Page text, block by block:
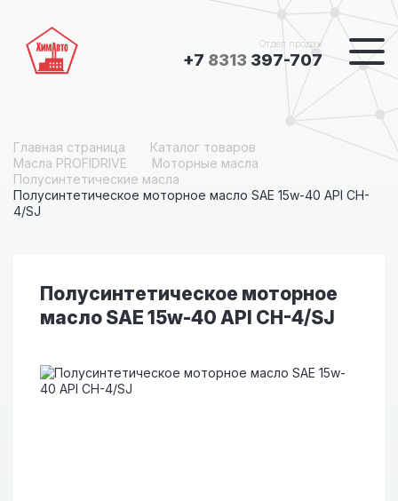
Отдел продаж
+7 8313 397-707
Главная страница
Каталог товаров
Масла PROFIDRIVE
Моторные масла
Полусинтетические масла
Полусинтетическое моторное масло SAE 15w-40 API CH-
4/SJ
Полусинтетическое моторное
масло SAE 15w-40 API CH-4/SJ